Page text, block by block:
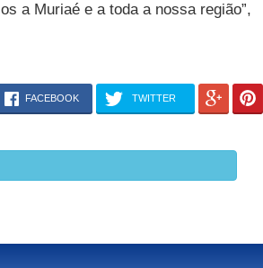
a Muriaé e a toda a nossa região”,
FACEBOOK TWITTER